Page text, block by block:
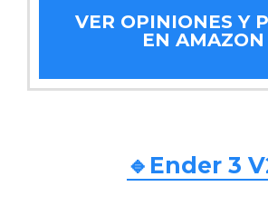
VER OPINIONES Y
EN AMAZON
🔹Ender 3